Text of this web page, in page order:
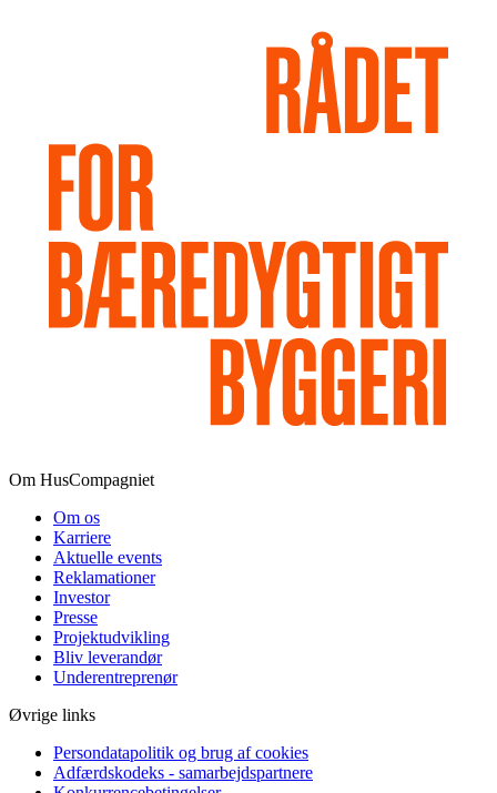
Om HusCompagniet
Om os
Karriere
Aktuelle events
Reklamationer
Investor
Presse
Projektudvikling
Bliv leverandør
Underentreprenør
Øvrige links
Persondatapolitik og brug af cookies
Adfærdskodeks - samarbejdspartnere